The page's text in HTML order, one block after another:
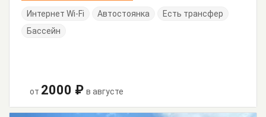
Интернет Wi-Fi Автостоянка
Есть трансфер
Бассейн
от 2000 ₽ в августе